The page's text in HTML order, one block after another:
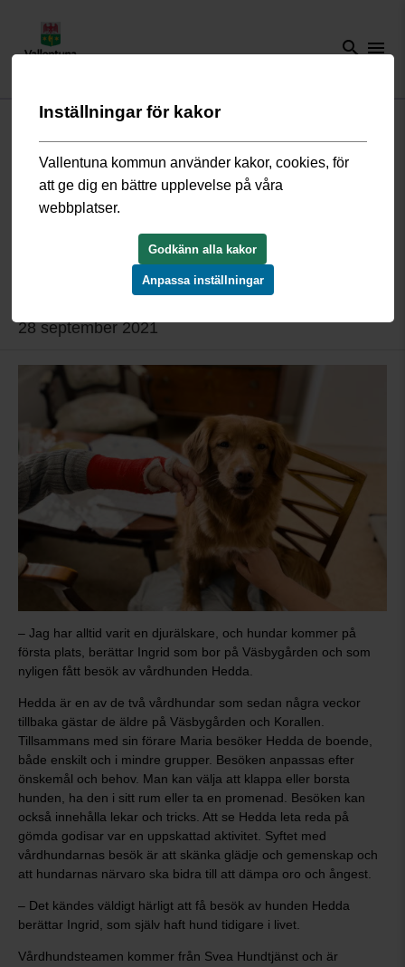
search menu
Start/Omsorg och hjälp /Nyheter omsorg och hjälp
särskilda boenden för äldre
Hedda och Fidde är vårdhundarna
som skänker glädje på kommunens
särskilda boenden för äldre
28 september 2021
– Jag har alltid varit en djurälskare, och hundar kommer på
första plats, berättar Ingrid som bor på Väsbygården och som
nyligen fått besök av vårdhunden Hedda.
Hedda är en av de två vårdhundar som sedan några veckor
tillbaka gästar de äldre på Väsbygården och Korallen.
Tillsammans med sin förare Maria besöker Hedda de boende,
både enskilt och i mindre grupper. Besöken anpassas efter
önskemål och behov. Man kan välja att klappa eller borsta
hunden, ha den i sitt rum eller ta en promenad. Besöken kan
också innehålla lekar och tricks. Att se Hedda leta reda på
gömda godisar var en uppskattad aktivitet. Syftet med
vårdhundarnas besök är att skänka glädje och gemenskap och
att hundarnas närvaro ska bidra till att dämpa oro och ångest.
– Det kändes väldigt härligt att få besök av hunden Hedda
berättar Ingrid, som själv haft hund tidigare i livet.
Vårdhundsteamen kommer från Svea Hundtjänst och är
Inställningar för kakor
Vallentuna kommun använder kakor, cookies, för
att ge dig en bättre upplevelse på våra
webbplatser.
Godkänn alla kakor
Anpassa inställningar